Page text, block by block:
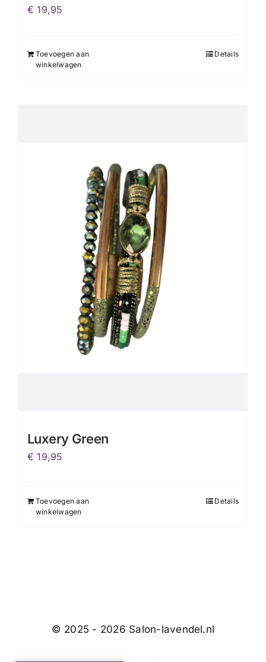
€ 19,95
Toevoegen aan
winkelwagen
Details
Luxery Green
€ 19,95
Toevoegen aan
winkelwagen
Details
© 2025 - 2026 Salon-lavendel.nl